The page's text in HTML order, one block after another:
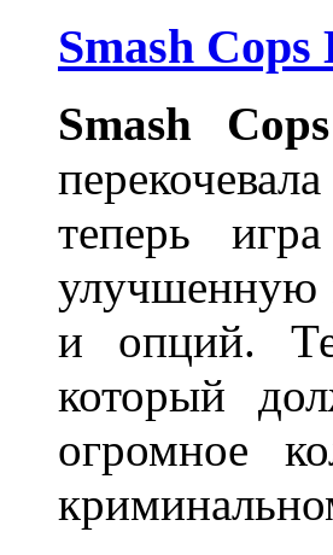
Smash
Smash
теперь
улучшенную
и опций.
который
огромное